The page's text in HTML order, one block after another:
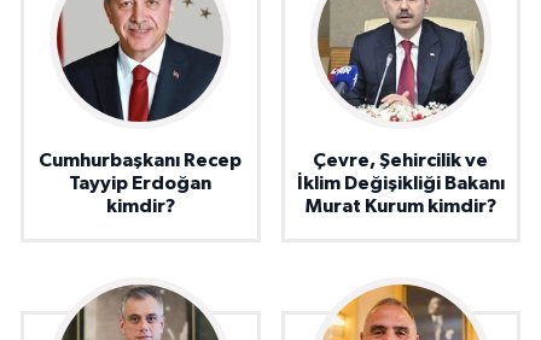
Cumhurbaşkanı Recep
Tayyip Erdoğan
kimdir?
Çevre, Şehircilik ve
İklim Değişikliği Bakanı
Murat Kurum kimdir?